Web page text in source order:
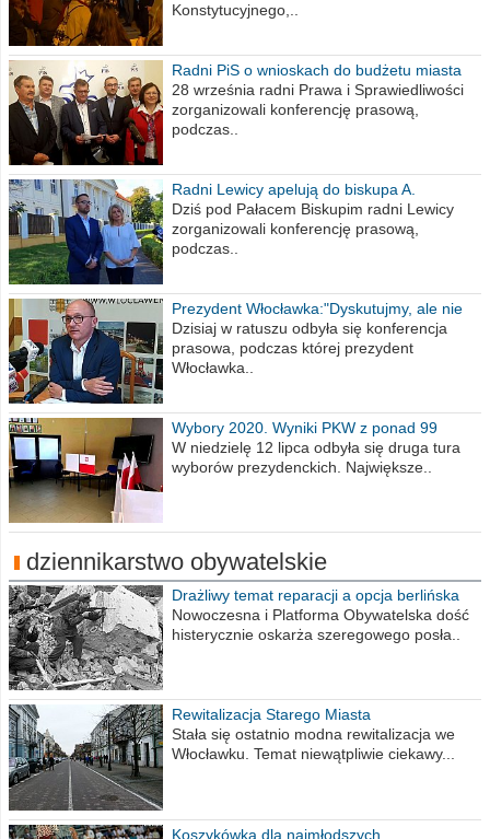
Konstytucyjnego,..
Radni PiS o wnioskach do budżetu miasta
na 2021 rok
28 września radni Prawa i Sprawiedliwości
zorganizowali konferencję prasową,
podczas..
Radni Lewicy apelują do biskupa A.
Wiesława Meringa
Dziś pod Pałacem Biskupim radni Lewicy
zorganizowali konferencję prasową,
podczas..
Prezydent Włocławka:"Dyskutujmy, ale nie
obrażajmy się”
Dzisiaj w ratuszu odbyła się konferencja
prasowa, podczas której prezydent
Włocławka..
Wybory 2020. Wyniki PKW z ponad 99
procent obwodów
W niedzielę 12 lipca odbyła się druga tura
wyborów prezydenckich. Największe..
dziennikarstwo obywatelskie
Drażliwy temat reparacji a opcja berlińska
Nowoczesna i Platforma Obywatelska dość
histerycznie oskarża szeregowego posła..
Rewitalizacja Starego Miasta
Stała się ostatnio modna rewitalizacja we
Włocławku. Temat niewątpliwie ciekawy...
Koszykówka dla najmłodszych